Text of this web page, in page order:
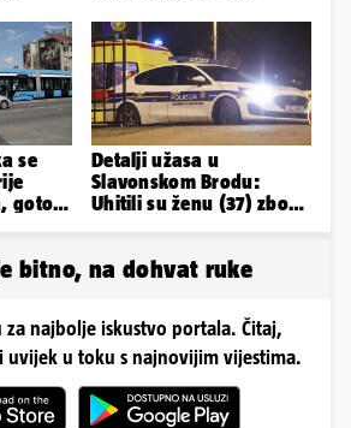
se
gotovi
Detalji užasa u
Slavonskom Brodu:
Uhitili su ženu (37) zbog
bitno, na dohvat ruke
za najbolje iskustvo portala. Čitaj,
uvijek u toku s najnovijim vijestima.